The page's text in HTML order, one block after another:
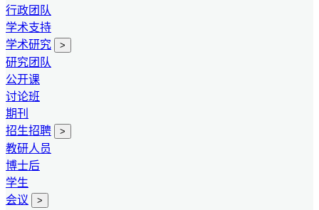
行政团队
学术支持
学术研究
>
研究团队
公开课
讨论班
期刊
招生招聘
>
教研人员
博士后
学生
会议
>